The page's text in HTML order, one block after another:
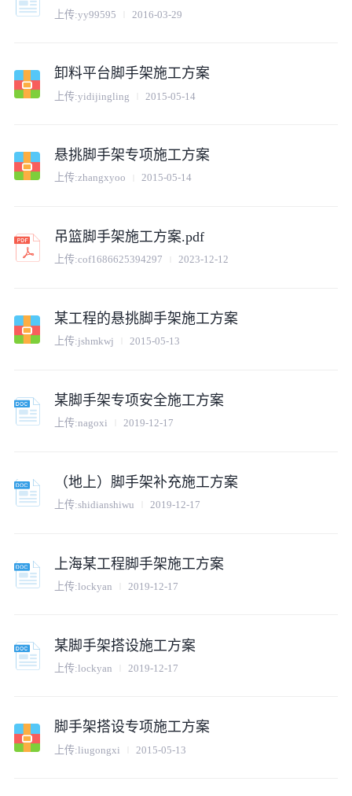
上传:yy99595 2016-03-29
卸料平台脚手架施工方案
上传:yidijingling 2015-05-14
悬挑脚手架专项施工方案
上传:zhangxyoo 2015-05-14
吊篮脚手架施工方案.pdf
上传:cof1686625394297 2023-12-12
某工程的悬挑脚手架施工方案
上传:jshmkwj 2015-05-13
某脚手架专项安全施工方案
上传:nagoxi 2019-12-17
（地上）脚手架补充施工方案
上传:shidianshiwu 2019-12-17
上海某工程脚手架施工方案
上传:lockyan 2019-12-17
某脚手架搭设施工方案
上传:lockyan 2019-12-17
脚手架搭设专项施工方案
上传:liugongxi 2015-05-13